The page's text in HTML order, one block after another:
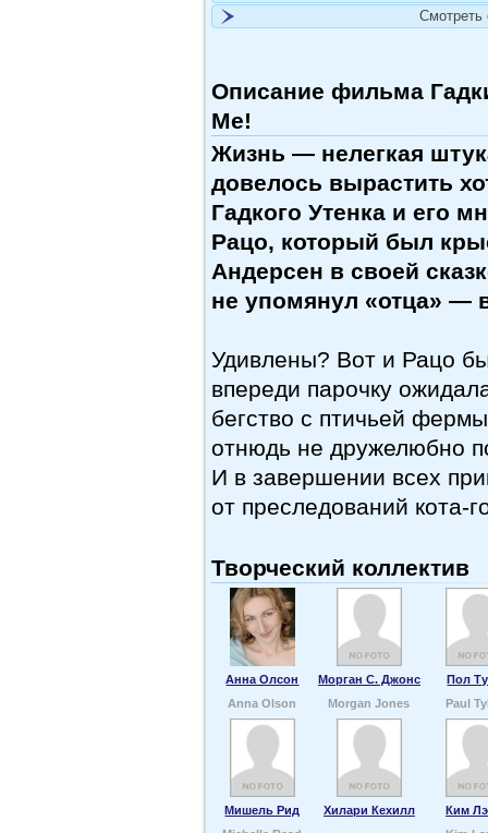
Смотреть
Описание фильма
Me!
Жизнь — нелегкая
довелось вырастить
Гадкого Утенка и его
Рацо, который был
Андерсен в своей
не упомянул «отца» —
Удивлены? Вот и Рацо
впереди парочку
бегство с птичьей
отнюдь не дружелюбно
И в завершении всех
от преследований кота-
Творческий коллектив
Анна Олсон Морган С. Джонс
Пол
Anna Olson
Morgan Jones Paul
Мишель Рид Хилари Кехилл
Ким